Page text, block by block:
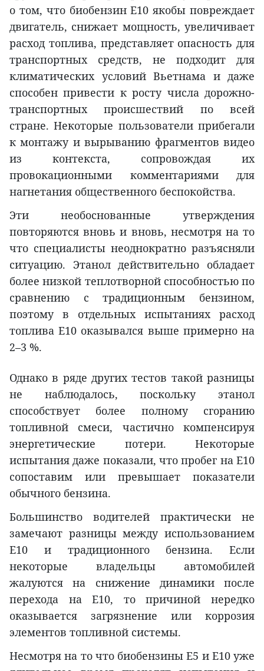
о том, что биобензин E10 якобы повреждает
двигатель, снижает мощность, увеличивает
расход топлива, представляет опасность для
транспортных средств, не подходит для
климатических условий Вьетнама и даже
способен привести к росту числа дорожно-
транспортных происшествий по всей
стране. Некоторые пользователи прибегали
к монтажу и вырыванию фрагментов видео
из контекста, сопровождая их
провокационными комментариями для
нагнетания общественного беспокойства.
Эти необоснованные утверждения
повторяются вновь и вновь, несмотря на то
что специалисты неоднократно разъясняли
ситуацию. Этанол действительно обладает
более низкой теплотворной способностью по
сравнению с традиционным бензином,
поэтому в отдельных испытаниях расход
топлива E10 оказывался выше примерно на
2–3 %.
Однако в ряде других тестов такой разницы
не наблюдалось, поскольку этанол
способствует более полному сгоранию
топливной смеси, частично компенсируя
энергетические потери. Некоторые
испытания даже показали, что пробег на E10
сопоставим или превышает показатели
обычного бензина.
Большинство водителей практически не
замечают разницы между использованием
E10 и традиционного бензина. Если
некоторые владельцы автомобилей
жалуются на снижение динамики после
перехода на E10, то причиной нередко
оказывается загрязнение или коррозия
элементов топливной системы.
Несмотря на то что биобензины E5 и E10 уже